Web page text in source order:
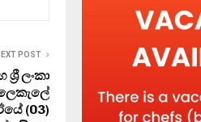
POST
ලංකා
(03)